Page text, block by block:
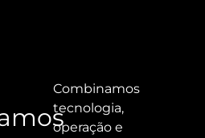
Combinamos
tecnologia,
operação e